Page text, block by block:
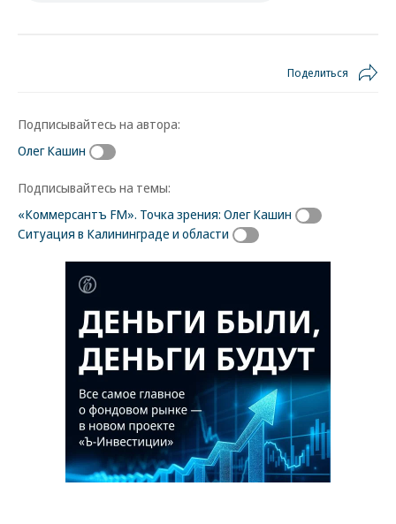
Поделиться
Подписывайтесь на автора:
Олег Кашин
Подписывайтесь на темы:
«Коммерсантъ FM». Точка зрения: Олег Кашин
Ситуация в Калининграде и области